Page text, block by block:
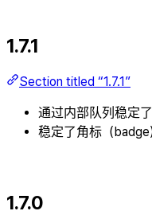
1.7.1
Section titled “1.7.1”
通过内部队列稳定
稳定了角标（
1.7.0